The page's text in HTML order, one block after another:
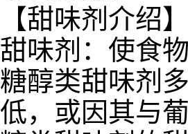
【甜味剂介绍】
甜味剂：使食
糖醇类甜味剂
低，或因其与